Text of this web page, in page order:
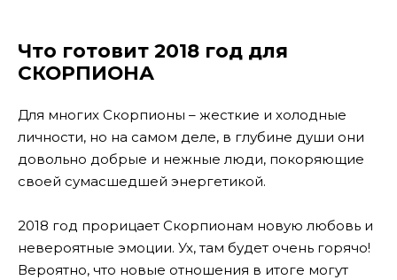
Что готовит 2018 год для
СКОРПИОНА
Для многих Скорпионы – жесткие и холодные
личности, но на самом деле, в глубине души они
довольно добрые и нежные люди, покоряющие
своей сумасшедшей энергетикой.
2018 год прорицает Скорпионам новую любовь и
невероятные эмоции. Ух, там будет очень горячо!
Вероятно, что новые отношения в итоге могут